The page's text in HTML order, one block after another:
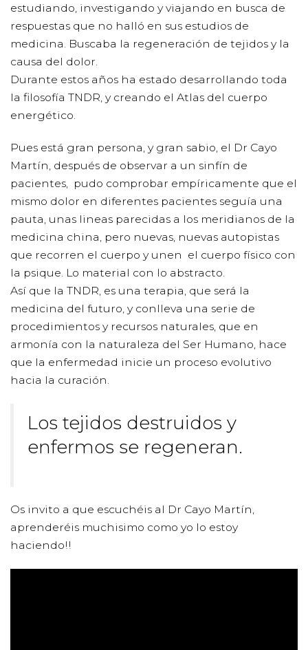
estudiando, investigando y viajando en busca de
respuestas que no halló en sus estudios de
medicina. Buscaba la regeneración de tejidos y la
causa del dolor.
Durante estos años ha estado desarrollando toda
la filosofía TNDR, y creando el Atlas del cuerpo
energético.
Pues está gran persona, y gran sabio, el Dr Cayo
Martín, después de observar a un sinfín de
pacientes, pudo comprobar empíricamente que el
mismo dolor en diferentes pacientes seguía una
pauta, unas lineas parecidas a los meridianos de la
medicina china, pero nuevas, nuevas autopistas
que recorren el cuerpo y unen el cuerpo físico con
la psique. Lo material con lo abstracto.
Así que la TNDR, es una terapia, que será la
medicina del futuro, y conlleva una serie de
procedimientos y recursos naturales, que en
armonía con la naturaleza del Ser Humano, hace
que la enfermedad inicie un proceso evolutivo
hacia la curación.
Los tejidos destruidos y
enfermos se regeneran.
Os invito a que escuchéis al Dr Cayo Martín,
aprenderéis muchisimo como yo lo estoy
haciendo!!